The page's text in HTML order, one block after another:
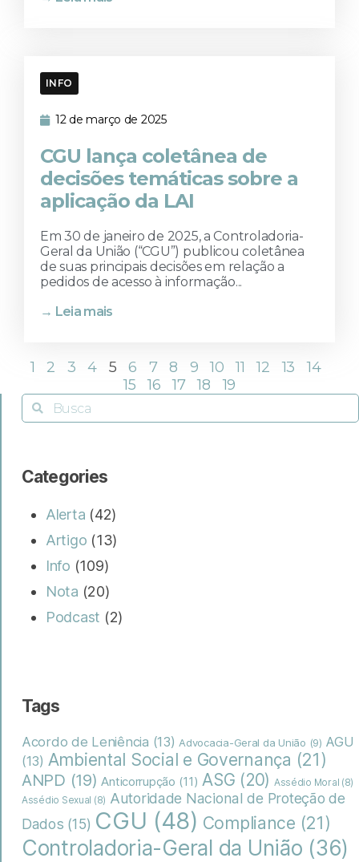
INFO
12 de março de 2025
CGU lança coletânea de
decisões temáticas sobre a
aplicação da LAI
Em 30 de janeiro de 2025, a Controladoria-
Geral da União (“CGU”) publicou coletânea
de suas principais decisões em relação a
pedidos de acesso à informação...
→ Leia mais
1 2 3 4 5 6 7 8 9 10 11 12 13
14
15
16 17 18 19
Categories
Alerta (42)
Artigo (13)
Info (109)
Nota (20)
Podcast (2)
Tags
Acordo de Leniência (13) Advocacia-Geral da União (9) AGU
(13) Ambiental Social e Governança (21)
ANPD (19) Anticorrupção (11) ASG (20) Assédio Moral (8)
Assédio Sexual (8) Autoridade Nacional de Proteção de
Dados (15) CGU (48) Compliance (21)
Controladoria-Geral da União (36)